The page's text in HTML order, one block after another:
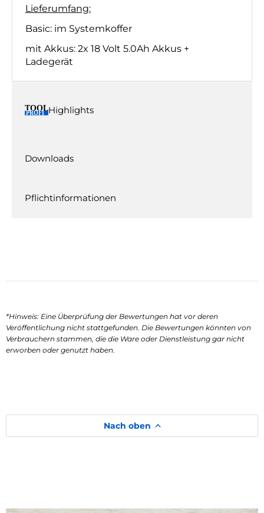
Lieferumfang:
Basic: im Systemkoffer
mit Akkus: 2x 18 Volt 5.0Ah Akkus +
Ladegerät
Highlights
Downloads
Pflichtinformationen
*Hinweis: Eine Überprüfung der Bewertungen hat vor deren
Veröffentlichung nicht stattgefunden. Die Bewertungen könnten von
Verbrauchern stammen, die die Ware oder Dienstleistung gar nicht
erworben oder genutzt haben.
Nach oben